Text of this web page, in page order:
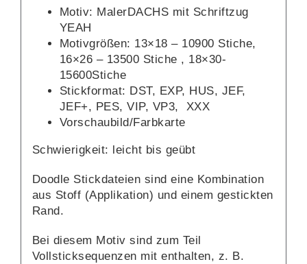
Motiv: MalerDACHS mit Schriftzug
YEAH
Motivgrößen: 13×18 – 10900 Stiche,
16×26 – 13500 Stiche , 18×30-
15600Stiche
Stickformat: DST, EXP, HUS, JEF,
JEF+, PES, VIP, VP3, XXX
Vorschaubild/Farbkarte
Schwierigkeit: leicht bis geübt
Doodle Stickdateien sind eine Kombination
aus Stoff (Applikation) und einem gestickten
Rand.
Bei diesem Motiv sind zum Teil
Vollsticksequenzen mit enthalten, z. B.